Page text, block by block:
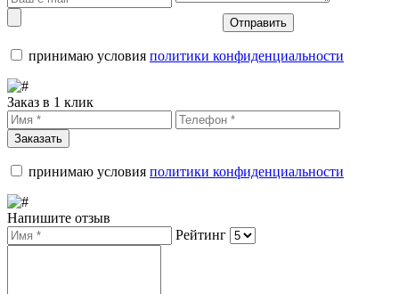
Отправить
принимаю условия политики конфиденциальности
Заказ в 1 клик
Заказать
принимаю условия политики конфиденциальности
Напишите отзыв
Рейтинг